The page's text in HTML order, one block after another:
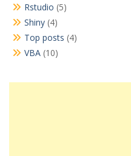
Rstudio (5)
Shiny (4)
Top posts (4)
VBA (10)